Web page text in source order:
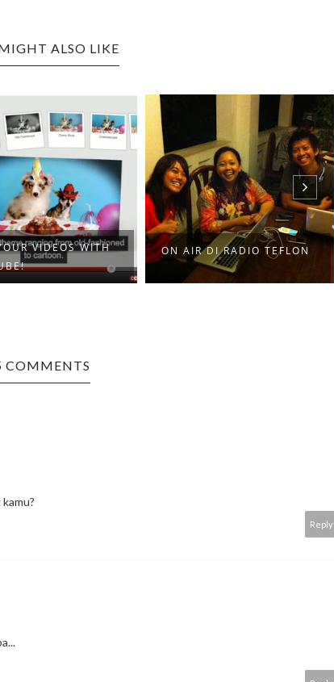
ALSO LIKE
VIDEOS WITH
ON AIR DI RADIO TEFLON
COMMENTS
Reply